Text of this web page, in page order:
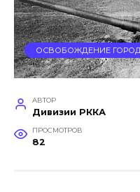
ОСВОБОЖДЕНИЕ
АВТОР
Дивизии РККА
ПРОСМОТРОВ
82